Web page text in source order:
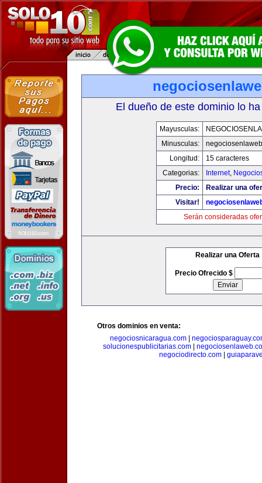
El dueño de este dominio lo
Mayusculas:
Minusculas:
Longitud:
15 caracteres
Categorias:
Internet,
Precio:
Realizar una
Visitar!
Serán consideradas
Realizar una Oferta
Precio Ofrecido $
Otros dominios en venta:
negociosnicaragua.com
solucionespublicitarias.com
negociodirecto.com